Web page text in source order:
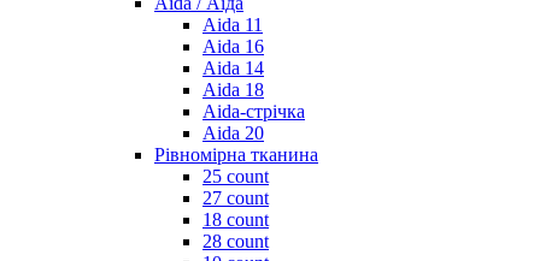
Aida 11
Aida 16
Aida 14
Aida 18
Aida-стрічка
Aida 20
Рівномірна тканина
25 count
27 count
18 count
28 count